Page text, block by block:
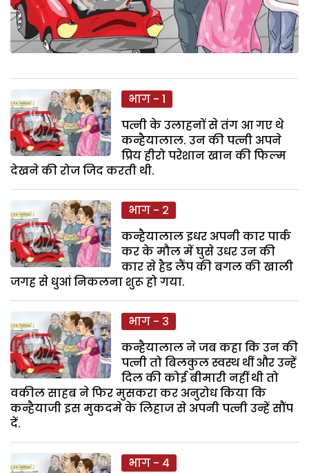
भाग - 1
पत्नी के उलाहनों से तंग आ गए थे
कन्हैयालाल. उन की पत्नी अपने
प्रिय हीरो परेशान खान की फिल्म
देखने की रोज जिद करती थी.
भाग - 2
कन्हैयालाल इधर अपनी कार पार्क
कर के मौल में घुसे उधर उन की
कार से हैड लैंप की बगल की खाली
जगह से धुआं निकलना शुरू हो गया.
भाग - 3
कन्हैयालाल ने जब कहा कि उन की
पत्नी तो बिलकुल स्वस्थ थीं और उन्हें
दिल की कोई बीमारी नहीं थी तो
वकील साहब ने फिर मुसकरा कर अनुरोध किया कि
कन्हैयाजी इस मुकदमे के लिहाज से अपनी पत्नी उन्हें सौंप
दें.
भाग - 4